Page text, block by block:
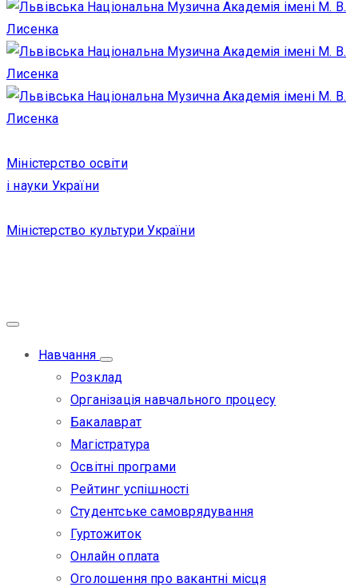
Міністерство освіти
і науки України
Міністерство культури України
Навчання
Розклад
Організація навчального процесу
Бакалаврат
Магістратура
Освітні програми
Рейтинг успішності
Студентське самоврядування
Гуртожиток
Онлайн оплата
Оголошення про вакантні місця